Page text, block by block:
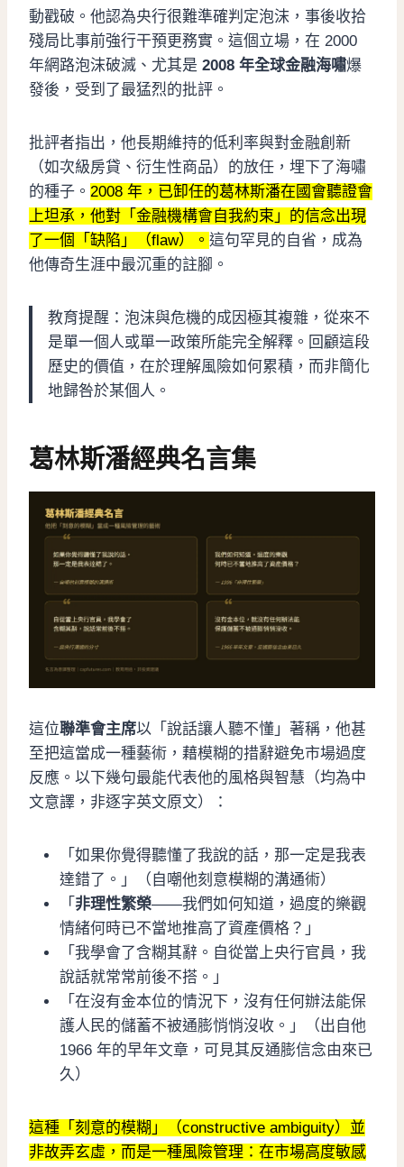
動戳破。他認為央行很難準確判定泡沫，事後收拾
殘局比事前強行干預更務實。這個立場，在 2000
年網路泡沫破滅、尤其是 2008 年全球金融海嘯爆
發後，受到了最猛烈的批評。
批評者指出，他長期維持的低利率與對金融創新
（如次級房貸、衍生性商品）的放任，埋下了海嘯
的種子。 2008 年，已卸任的葛林斯潘在國會聽證會
上坦承，他對「金融機構會自我約束」的信念出現
了一個「缺陷」（flaw）。 這句罕見的自省，成為
他傳奇生涯中最沉重的註腳。
教育提醒：泡沫與危機的成因極其複雜，從來不
是單一個人或單一政策所能完全解釋。回顧這段
歷史的價值，在於理解風險如何累積，而非簡化
地歸咎於某個人。
葛林斯潘經典名言集
這位聯準會主席以「說話讓人聽不懂」著稱，他甚
至把這當成一種藝術，藉模糊的措辭避免市場過度
反應。以下幾句最能代表他的風格與智慧（均為中
文意譯，非逐字英文原文）：
「如果你覺得聽懂了我說的話，那一定是我表
達錯了。」（自嘲他刻意模糊的溝通術）
「 非理性繁榮——我們如何知道，過度的樂觀
情緒何時已不當地推高了資產價格？」
「我學會了含糊其辭。自從當上央行官員，我
說話就常常前後不搭。」
「在沒有金本位的情況下，沒有任何辦法能保
護人民的儲蓄不被通膨悄悄沒收。」（出自他
1966 年的早年文章，可見其反通膨信念由來已
久）
這種「刻意的模糊」（constructive ambiguity）並
非故弄玄虛，而是一種風險管理：在市場高度敏感